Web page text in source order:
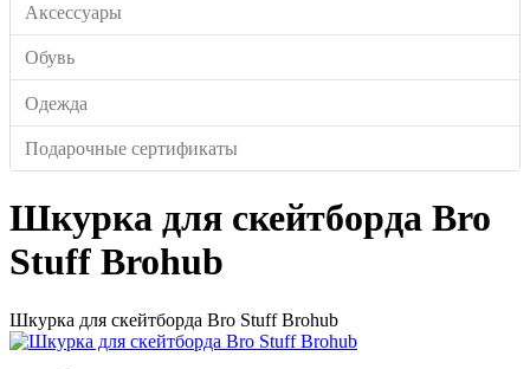
Аксессуары
Обувь
Одежда
Подарочные сертификаты
Шкурка для скейтборда Bro
Stuff Brohub
Шкурка для скейтборда Bro Stuff Brohub